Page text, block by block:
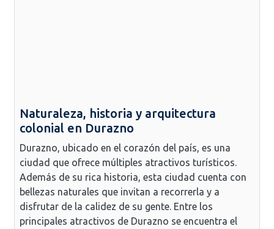
Naturaleza, historia y arquitectura
colonial en Durazno
Durazno, ubicado en el corazón del país, es una
ciudad que ofrece múltiples atractivos turísticos.
Además de su rica historia, esta ciudad cuenta con
bellezas naturales que invitan a recorrerla y a
disfrutar de la calidez de su gente. Entre los
principales atractivos de Durazno se encuentra el